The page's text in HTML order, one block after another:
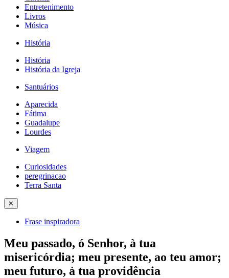
Entretenimento
Livros
Música
História
História
História da Igreja
Santuários
Aparecida
Fátima
Guadalupe
Lourdes
Viagem
Curiosidades
peregrinacao
Terra Santa
✕
Frase inspiradora
Meu passado, ó Senhor, à tua
misericórdia; meu presente, ao teu amor;
meu futuro, à tua providência